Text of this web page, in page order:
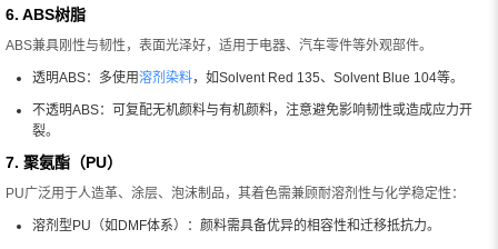
6. ABS树脂
ABS兼具刚性与韧性，表面光泽好，适用于电器、汽车零件等外观部件。
透明ABS：多使用溶剂染料，如Solvent Red 135、Solvent Blue 104等。
不透明ABS：可复配无机颜料与有机颜料，注意避免影响韧性或造成应力开
裂。
7. 聚氨酯（PU）
PU广泛用于人造革、涂层、泡沫制品，其着色需兼顾耐溶剂性与化学稳定性：
溶剂型PU（如DMF体系）：颜料需具备优异的相容性和迁移抵抗力。